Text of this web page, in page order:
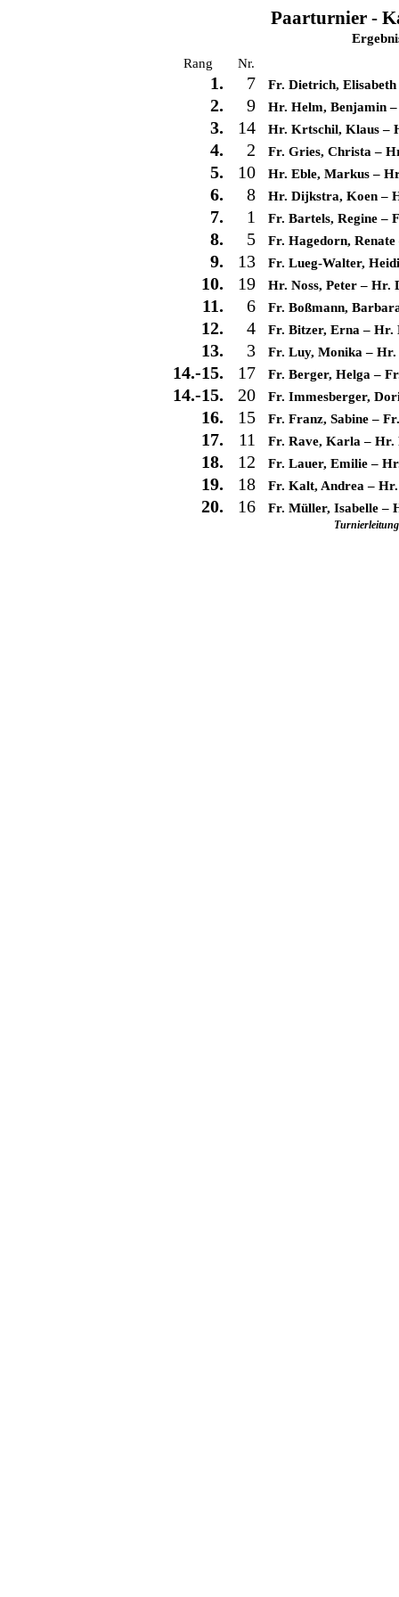
Paarturnier -
Rang
Nr.
1. 7 Fr. Dietrich, Elisabeth
2. 9 Hr. Helm, Benjamin
3. 14 Hr. Krtschil, Klaus–
4. 2 Fr. Gries, Christa –
5. 10 Hr. Eble, Markus–
6. 8 Hr. Dijkstra, Koen–
7. 1 Fr. Bartels, Regine–
8. 5 Fr. Hagedorn, Renate
9. 13 Fr. Lueg-Walter, Heidi
10. 19 Hr. Noss, Peter– Hr.
11. 6 Fr. Boßmann,
12. 4 Fr. Bitzer, Erna – Hr.
13. 3 Fr. Luy, Monika – Hr.
14.-15. 17 Fr. Berger, Helga –
14.-15. 20 Fr. Immesberger,
16. 15 Fr. Franz, Sabine–
17. 11 Fr. Rave, Karla – Hr.
18. 12 Fr. Lauer, Emilie–
19. 18 Fr. Kalt, Andrea –
20. 16 Fr. Müller, Isabelle–